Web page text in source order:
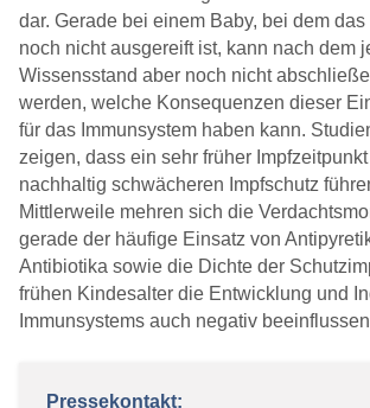
dar. Gerade bei einem Baby, bei dem
noch nicht ausgereift ist, kann nach dem
Wissensstand aber noch nicht
werden, welche Konsequenzen dieser
für das Immunsystem haben kann.
zeigen, dass ein sehr früher
nachhaltig schwächeren Impfschutz
Mittlerweile mehren sich die
gerade der häufige Einsatz von
Antibiotika sowie die Dichte der
frühen Kindesalter die Entwicklung und
Immunsystems auch negativ
Pressekontakt: